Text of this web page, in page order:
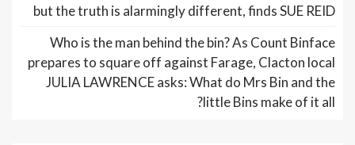
but the truth is alarmingly different, finds SUE REID
Who is the man behind the bin? As Count Binface
prepares to square off against Farage, Clacton local
JULIA LAWRENCE asks: What do Mrs Bin and the
little Bins make of it all?